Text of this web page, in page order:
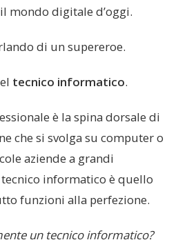
mondo digitale d’oggi.
di un supereroe.
tecnico informatico.
è la spina dorsale di
che si svolga su computer o
aziende a grandi
informatico è quello
funzioni alla perfezione.
un tecnico informatico?